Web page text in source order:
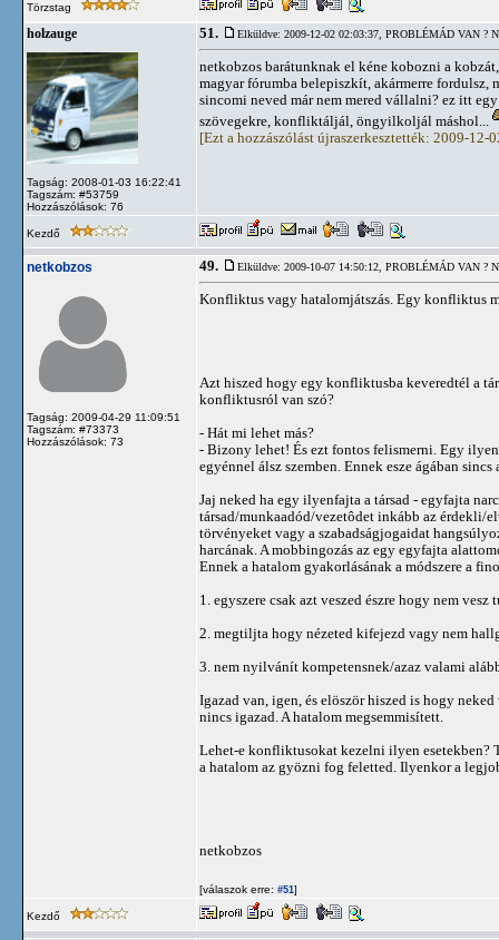
Törzstag
holzauge
Tagság: 2008-01-03 16:22:41
Tagszám: #53759
Hozzászólások: 76
51. Elküldve: 2009-12-02 02:03:37, PROBLÉMÁD VAN ?
netkobzos barátunknak el kéne kobozni a
magyar fórumba belepiszkít, akármerre fordulsz,
sincomi neved már nem mered vállalni? ez itt
szövegekre, konfliktáljál, öngyilkoljál máshol...
[Ezt a hozzászólást újraszerkesztették: 2009-12-
Kezdő
netkobzos
Tagság: 2009-04-29 11:09:51
Tagszám: #73373
Hozzászólások: 73
49. Elküldve: 2009-10-07 14:50:12, PROBLÉMÁD VAN ?
Konfliktus vagy hatalomjátszás. Egy konfliktus
Azt hiszed hogy egy konfliktusba keveredtél a
konfliktusról van szó?
- Hát mi lehet más?
- Bizony lehet! És ezt fontos felismerni. Egy
egyénnel álsz szemben. Ennek esze ágában
Jaj neked ha egy ilyenfajta a társad - egyfajta
társad/munkaadód/vezetôdet inkább az érdekli/
törvényeket vagy a szabadságjogaidat
harcának. A mobbingozás az egy egyfajta
Ennek a hatalom gyakorlásának a módszere a
1. egyszere csak azt veszed észre hogy nem
2. megtiljta hogy nézeted kifejezd vagy nem
3. nem nyilvánít kompetensnek/azaz valami
Igazad van, igen, és elöször hiszed is hogy
nincs igazad. A hatalom megsemmisített.
Lehet-e konfliktusokat kezelni ilyen esetekben?
a hatalom az gyözni fog feletted. Ilyenkor a
netkobzos
[válaszok erre: #51]
Kezdő